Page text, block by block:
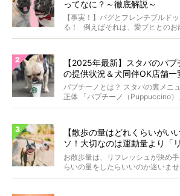
ってなに？～徹底解説～
【事実！】パグとフレンチブルド
る！ 例えばそれは、愛ブヒとのお
【2025年最新】スタバのパ
の提供状況＆犬同伴OK店舗一
パプチーノとは？ スタバの裏メニ
正体 「パプチーノ（Puppuccino）
【散歩の量はどれくらいがい
ソ！大切なのは運動量より「
歩にまつわる疑問FAQつき〜
お散歩量は、リフレッシュが決
らいの量をしたらいいのか迷いま